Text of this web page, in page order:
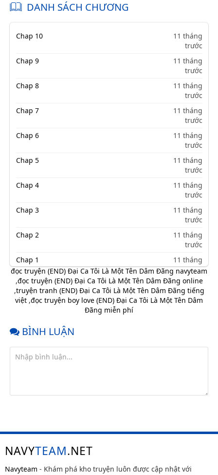
DANH SÁCH CHƯƠNG
Chap 10
11 tháng
trước
Chap 9
11 tháng
trước
Chap 8
11 tháng
trước
Chap 7
11 tháng
trước
Chap 6
11 tháng
trước
Chap 5
11 tháng
trước
Chap 4
11 tháng
trước
Chap 3
11 tháng
trước
Chap 2
11 tháng
trước
Chap 1
11 tháng
trước
đọc truyện (END) Đại Ca Tôi Là Một Tên Dâm Đãng navyteam
,đọc truyện (END) Đại Ca Tôi Là Một Tên Dâm Đãng online
,truyện tranh (END) Đại Ca Tôi Là Một Tên Dâm Đãng tiếng
việt ,đọc truyện boy love (END) Đại Ca Tôi Là Một Tên Dâm
Đãng miễn phí
BÌNH LUẬN
NAVYTEAM.NET
Navyteam - Khám phá kho truyện luôn được cập nhật với